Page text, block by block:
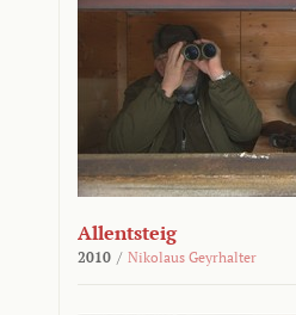
Allentsteig
2010 / Nikolaus Geyrhalter